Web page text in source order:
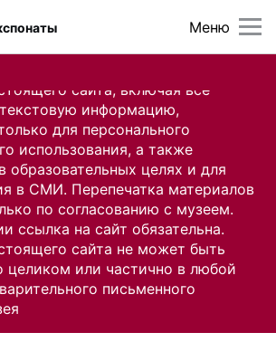
сайта, включая все
информацию,
для персонального
использования, а также
образовательных целях и для
в СМИ. Перепечатка материалов
по согласованию с музеем.
ссылка на сайт обязательна.
сайта не может быть
целиком или частично в любой
письменного
Меню